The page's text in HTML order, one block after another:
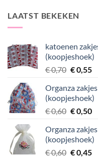
LAATST BEKEKEN
katoenen
(koopjeshoek)
€0,70
was:
€ 0,70.
€0,55
is:
€
Organza
(koopjeshoek)
€0,60
was:
€ 0,60.
€0,50
is:
€
Organza
(koopjeshoek)
€0,60 €0,45